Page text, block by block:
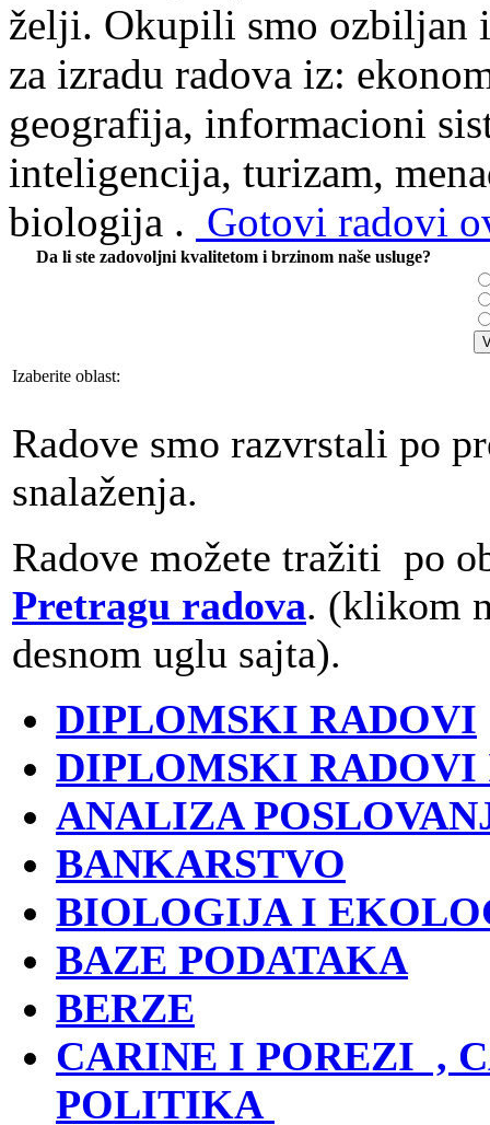
želji. Okupili smo ozbiljan
za izradu radova iz:
geografija, informacioni
inteligencija, turizam,
biologija . Gotovi radovi
Da li ste zadovoljni kvalitetom i brzinom naše usluge?
Izaberite oblast:
Radove smo razvrstali po
snalaženja.
Radove možete tražiti po
Pretragu radova. (klikom
desnom uglu sajta).
DIPLOMSKI RADOVI
DIPLOMSKI
ANALIZA
BANKARSTVO
BIOLOGIJA I
BAZE PODATAKA
BERZE
CARINE I POREZI ,
POLITIKA